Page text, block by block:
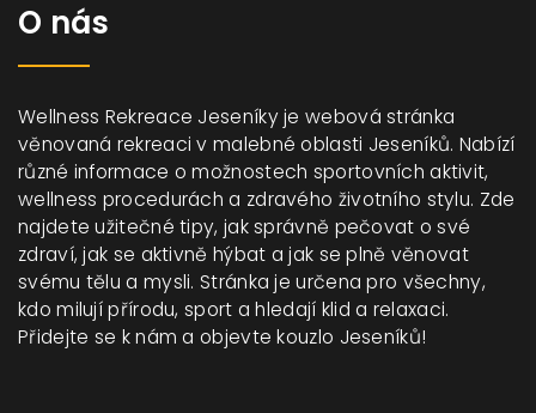
O nás
Wellness Rekreace Jeseníky je webová stránka
věnovaná rekreaci v malebné oblasti Jeseníků. Nabízí
různé informace o možnostech sportovních aktivit,
wellness procedurách a zdravého životního stylu. Zde
najdete užitečné tipy, jak správně pečovat o své
zdraví, jak se aktivně hýbat a jak se plně věnovat
svému tělu a mysli. Stránka je určena pro všechny,
kdo milují přírodu, sport a hledají klid a relaxaci.
Přidejte se k nám a objevte kouzlo Jeseníků!